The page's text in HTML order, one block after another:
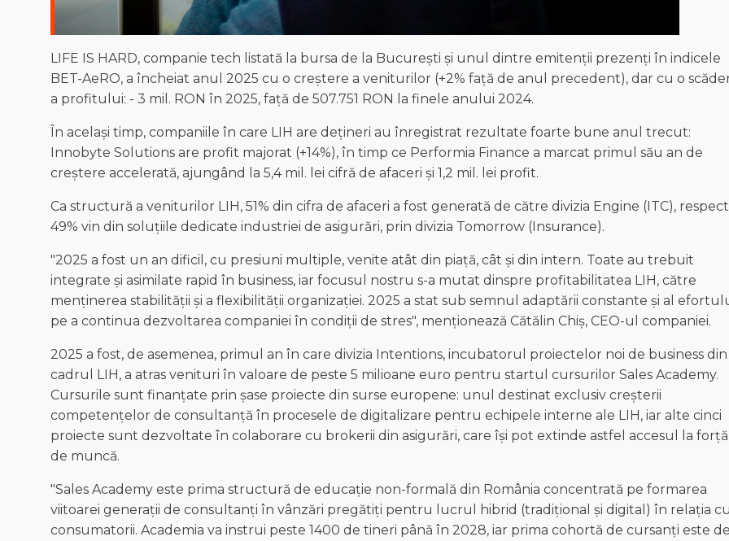
LIFE IS HARD, companie tech listată la bursa de la București și unul dintre emitenții prezenți în indicele
BET-AeRO, a încheiat anul 2025 cu o creștere a veniturilor (+2% față de anul precedent), dar cu o
a profitului: - 3 mil. RON în 2025, față de 507.751 RON la finele anului 2024.
În același timp, companiile în care LIH are dețineri au înregistrat rezultate foarte bune anul trecut:
Innobyte Solutions are profit majorat (+14%), în timp ce Performia Finance a marcat primul său an de
creștere accelerată, ajungând la 5,4 mil. lei cifră de afaceri și 1,2 mil. lei profit.
Ca structură a veniturilor LIH, 51% din cifra de afaceri a fost generată de către divizia Engine (ITC),
49% vin din soluțiile dedicate industriei de asigurări, prin divizia Tomorrow (Insurance).
"2025 a fost un an dificil, cu presiuni multiple, venite atât din piață, cât și din intern. Toate au trebuit
integrate și asimilate rapid în business, iar focusul nostru s-a mutat dinspre profitabilitatea LIH, către
menținerea stabilității și a flexibilității organizației. 2025 a stat sub semnul adaptării constante și al
pe a continua dezvoltarea companiei în condiții de stres", menționează Cătălin Chiș, CEO-ul companiei.
2025 a fost, de asemenea, primul an în care divizia Intentions, incubatorul proiectelor noi de business din
cadrul LIH, a atras venituri în valoare de peste 5 milioane euro pentru startul cursurilor Sales Academy.
Cursurile sunt finanțate prin șase proiecte din surse europene: unul destinat exclusiv creșterii
competențelor de consultanță în procesele de digitalizare pentru echipele interne ale LIH, iar alte cinci
proiecte sunt dezvoltate în colaborare cu brokerii din asigurări, care își pot extinde astfel accesul la forță
de muncă.
"Sales Academy este prima structură de educație non-formală din România concentrată pe formarea
viitoarei generații de consultanți în vânzări pregătiți pentru lucrul hibrid (tradițional și digital) în relația
consumatorii. Academia va instrui peste 1400 de tineri până în 2028, iar prima cohortă de cursanți este